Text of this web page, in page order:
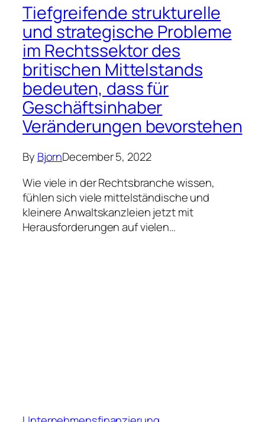
Tiefgreifende strukturelle
und strategische Probleme
im Rechtssektor des
britischen Mittelstands
bedeuten, dass für
Geschäftsinhaber
Veränderungen bevorstehen
By BjornDecember 5, 2022
Wie viele in der Rechtsbranche wissen,
fühlen sich viele mittelständische und
kleinere Anwaltskanzleien jetzt mit
Herausforderungen auf vielen…